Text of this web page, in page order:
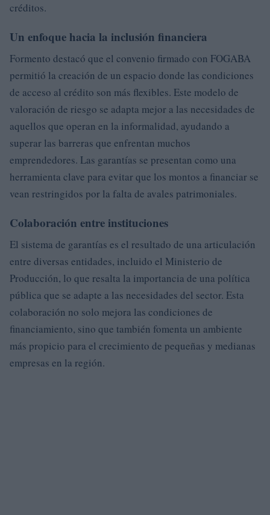
créditos.
Un enfoque hacia la inclusión financiera
Formento destacó que el convenio firmado con FOGABA
permitió la creación de un espacio donde las condiciones
de acceso al crédito son más flexibles. Este modelo de
valoración de riesgo se adapta mejor a las necesidades de
aquellos que operan en la informalidad, ayudando a
superar las barreras que enfrentan muchos
emprendedores. Las garantías se presentan como una
herramienta clave para evitar que los montos a financiar se
vean restringidos por la falta de avales patrimoniales.
Colaboración entre instituciones
El sistema de garantías es el resultado de una articulación
entre diversas entidades, incluido el Ministerio de
Producción, lo que resalta la importancia de una política
pública que se adapte a las necesidades del sector. Esta
colaboración no solo mejora las condiciones de
financiamiento, sino que también fomenta un ambiente
más propicio para el crecimiento de pequeñas y medianas
empresas en la región.